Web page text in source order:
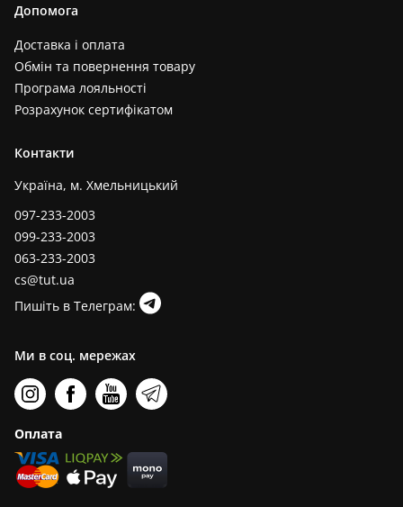
Допомога
Доставка і оплата
Обмін та повернення товару
Програма лояльності
Розрахунок сертифікатом
Контакти
Україна, м. Хмельницький
097-233-2003
099-233-2003
063-233-2003
cs@tut.ua
Пишіть в Телеграм:
Ми в соц. мережах
Оплата